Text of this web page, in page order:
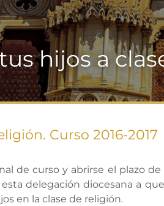
hijos a
Curso 2016-2017
de curso y abrirse el plazo
delegación diocesana a
en la clase de religión.